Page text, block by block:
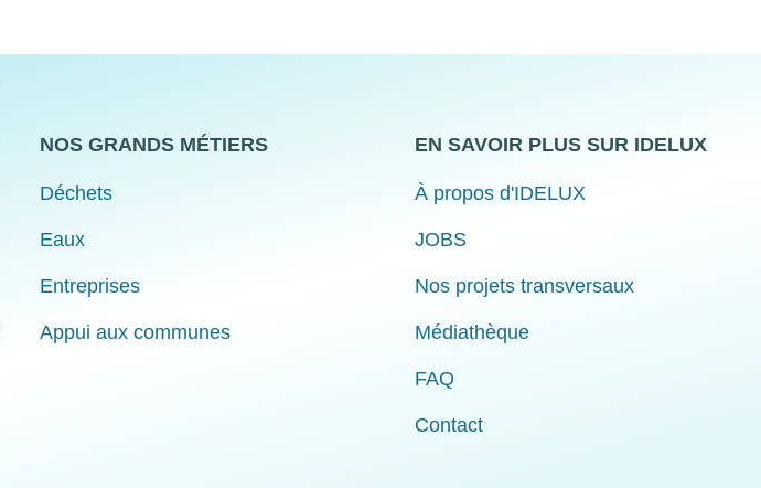
NOS GRANDS MÉTIERS
Déchets
Eaux
Entreprises
Appui aux communes
EN SAVOIR PLUS SUR IDELUX
À propos d'IDELUX
JOBS
Nos projets transversaux
Médiathèque
FAQ
Contact